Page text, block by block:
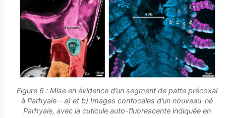
Figure 6 : Mise en évidence d’un segment de patte précoxal
à Parhyale – a) et b) Images confocales d’un nouveau-né
Parhyale, avec la cuticule auto-fluorescente indiquée en